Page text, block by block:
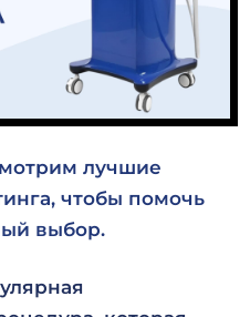
лучшие
чтобы помочь
выбор.